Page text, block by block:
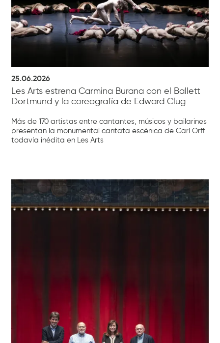
25.06.2026
Les Arts estrena Carmina Burana con el Ballett
Dortmund y la coreografía de Edward Clug
Más de 170 artistas entre cantantes, músicos y bailarines
presentan la monumental cantata escénica de Carl Orff
todavía inédita en Les Arts